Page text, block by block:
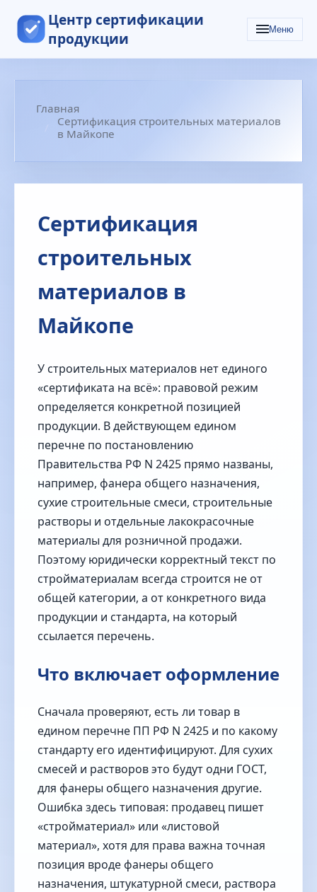
Центр сертификации
продукции
Меню
Главная
Сертификация строительных материалов
в Майкопе
Сертификация
строительных
материалов в
Майкопе
У строительных материалов нет единого
«сертификата на всё»: правовой режим
определяется конкретной позицией
продукции. В действующем едином
перечне по постановлению
Правительства РФ N 2425 прямо названы,
например, фанера общего назначения,
сухие строительные смеси, строительные
растворы и отдельные лакокрасочные
материалы для розничной продажи.
Поэтому юридически корректный текст по
стройматериалам всегда строится не от
общей категории, а от конкретного вида
продукции и стандарта, на который
ссылается перечень.
Что включает оформление
Сначала проверяют, есть ли товар в
едином перечне ПП РФ N 2425 и по какому
стандарту его идентифицируют. Для сухих
смесей и растворов это будут одни ГОСТ,
для фанеры общего назначения другие.
Ошибка здесь типовая: продавец пишет
«стройматериал» или «листовой
материал», хотя для права важна точная
позиция вроде фанеры общего
назначения, штукатурной смеси, раствора